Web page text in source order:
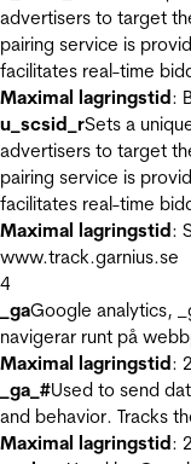
advertisers to target
pairing service is
facilitates real-time
Maximal lagringstid:
u_scsid_rSets a
advertisers to target
pairing service is
facilitates real-time
Maximal lagringstid:
www.track.garnius.se
4
_gaGoogle analytics,
navigerar runt på
Maximal lagringstid:
_ga_#Used to send
and behavior. Tracks
Maximal lagringstid: